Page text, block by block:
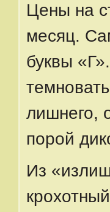
Цены на
месяц.
буквы
лишнего,
порой
Из